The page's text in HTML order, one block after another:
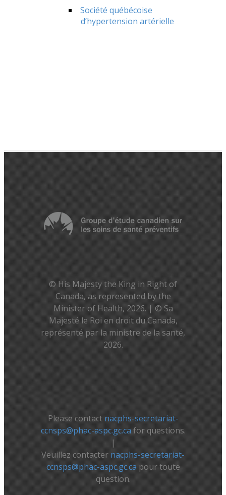
Société québécoise
d’hypertension artérielle
© His Majesty the King in Right of
Canada, as represented by the
Minister of Health, 2026. | © Sa
Majesté le Roi en droit du Canada,
représenté par la ministre de la santé,
2026.
Please contact nacphs-secretariat-
ccnsps@phac-aspc.gc.cafor questions.
|
Veuillez contacter nacphs-secretariat-
ccnsps@phac-aspc.gc.ca pour toute
question.